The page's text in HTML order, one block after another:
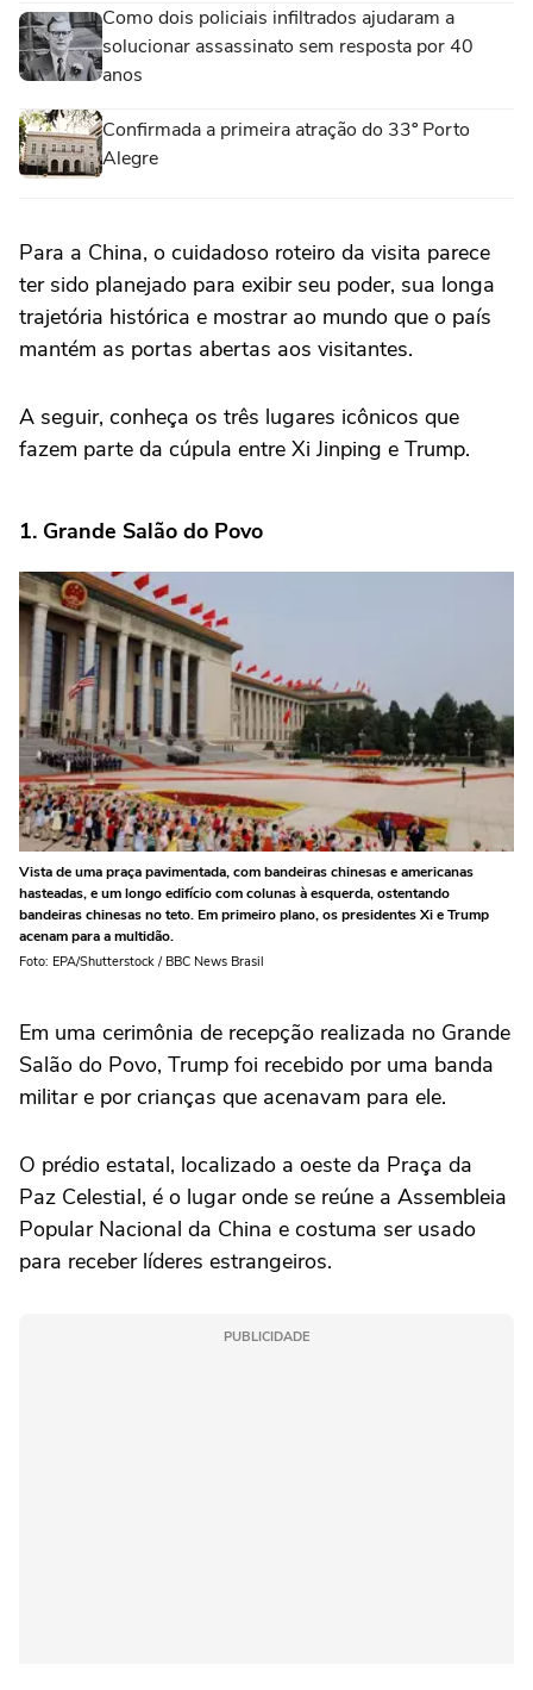
Como dois policiais infiltrados ajudaram a
solucionar assassinato sem resposta por 40
anos
Confirmada a primeira atração do 33º Porto
Alegre
Para a China, o cuidadoso roteiro da visita parece
ter sido planejado para exibir seu poder, sua longa
trajetória histórica e mostrar ao mundo que o país
mantém as portas abertas aos visitantes.
A seguir, conheça os três lugares icônicos que
fazem parte da cúpula entre Xi Jinping e Trump.
1. Grande Salão do Povo
Vista de uma praça pavimentada, com bandeiras chinesas e americanas
hasteadas, e um longo edifício com colunas à esquerda, ostentando
bandeiras chinesas no teto. Em primeiro plano, os presidentes Xi e Trump
acenam para a multidão.
Foto: EPA/Shutterstock / BBC News Brasil
Em uma cerimônia de recepção realizada no Grande
Salão do Povo, Trump foi recebido por uma banda
militar e por crianças que acenavam para ele.
O prédio estatal, localizado a oeste da Praça da
Paz Celestial, é o lugar onde se reúne a Assembleia
Popular Nacional da China e costuma ser usado
para receber líderes estrangeiros.
PUBLICIDADE